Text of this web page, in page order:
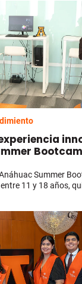
Summer
11 y 18 años,